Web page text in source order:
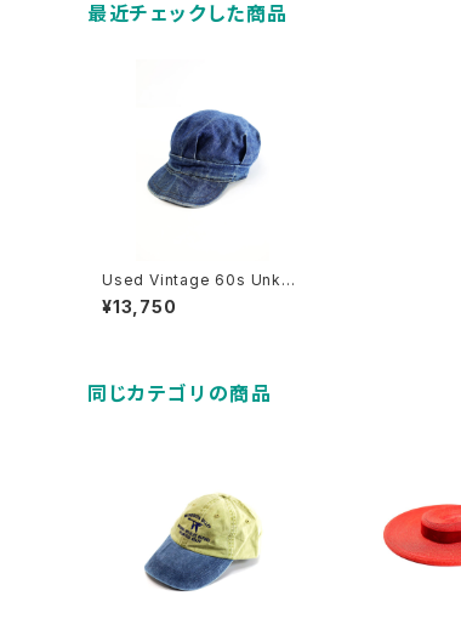
最近チェックした商品
Used Vintage 60s Unkno
wn Denim Work Cap Cas
quette 古着
¥13,750
同じカテゴリの商品